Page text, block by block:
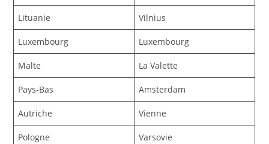
Lituanie Vilnius
Luxembourg Luxembourg
Malte La Valette
Pays-Bas Amsterdam
Autriche Vienne
Pologne Varsovie